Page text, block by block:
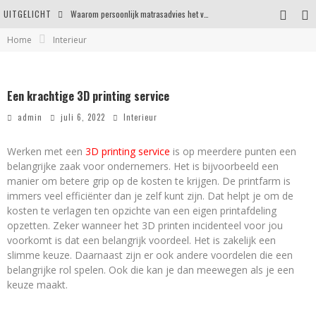
UITGELICHT
Home Interieur
Een krachtige 3D printing service
admin juli 6, 2022 Interieur
Werken met een 3D printing service is op meerdere punten een
belangrijke zaak voor ondernemers. Het is bijvoorbeeld een
manier om betere grip op de kosten te krijgen. De printfarm is
immers veel efficiënter dan je zelf kunt zijn. Dat helpt je om de
kosten te verlagen ten opzichte van een eigen printafdeling
opzetten. Zeker wanneer het 3D printen incidenteel voor jou
voorkomt is dat een belangrijk voordeel. Het is zakelijk een
slimme keuze. Daarnaast zijn er ook andere voordelen die een
belangrijke rol spelen. Ook die kan je dan meewegen als je een
keuze maakt.